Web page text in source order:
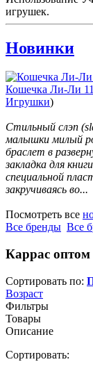
игрушек.
Новинки
Кошечка Ли-Ли
Игрушки)
Стильный слэп
малышки милый
браслет в
закладка для
специальной
закручиваясь во...
Посмотреть все
Все бренды Все
Каррас оптом
Сортировать по:
Возраст
Фильтры
Товары
Описание
Сортировать: